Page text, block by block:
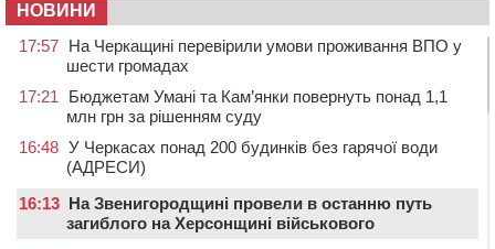
НОВИНИ
17:57 На Черкащині перевірили умови проживання ВПО у
шести громадах
17:21 Бюджетам Умані та Кам’янки повернуть понад 1,1
млн грн за рішенням суду
16:48 У Черкасах понад 200 будинків без гарячої води
(АДРЕСИ)
16:13 На Звенигородщині провели в останню путь
загиблого на Херсонщині військового